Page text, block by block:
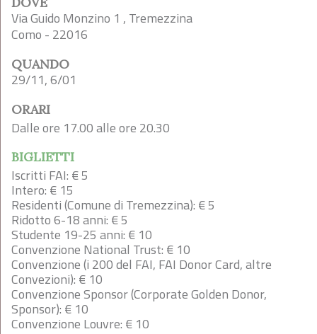
Via Guido Monzino 1 , Tremezzina
Como - 22016
QUANDO
29/11, 6/01
ORARI
Dalle ore 17.00 alle ore 20.30
BIGLIETTI
Iscritti FAI: € 5
Intero: € 15
Residenti (Comune di Tremezzina): € 5
Ridotto 6-18 anni: € 5
Studente 19-25 anni: € 10
Convenzione National Trust: € 10
Convenzione (i 200 del FAI, FAI Donor Card, altre
Convezioni): € 10
Convenzione Sponsor (Corporate Golden Donor,
Sponsor): € 10
Convenzione Louvre: € 10